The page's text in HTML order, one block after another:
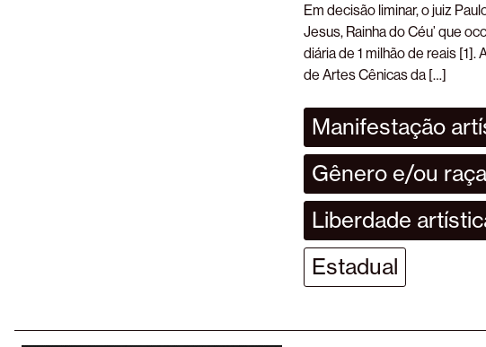
Em decisão liminar, o juiz
Jesus, Rainha do Céu’ que
diária de 1 milhão de reais
de Artes Cênicas da […]
Manifestação
Gênero e/ou
Liberdade
Estadual